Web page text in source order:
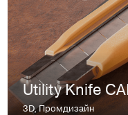
3D,Промдизайн